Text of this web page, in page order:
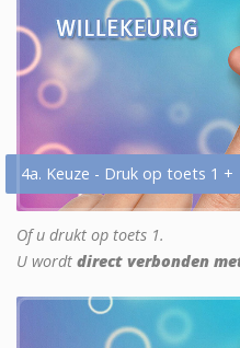
4a. Keuze - Druk op toets 1 +
Of u drukt op toets 1.
U wordt direct verbonden